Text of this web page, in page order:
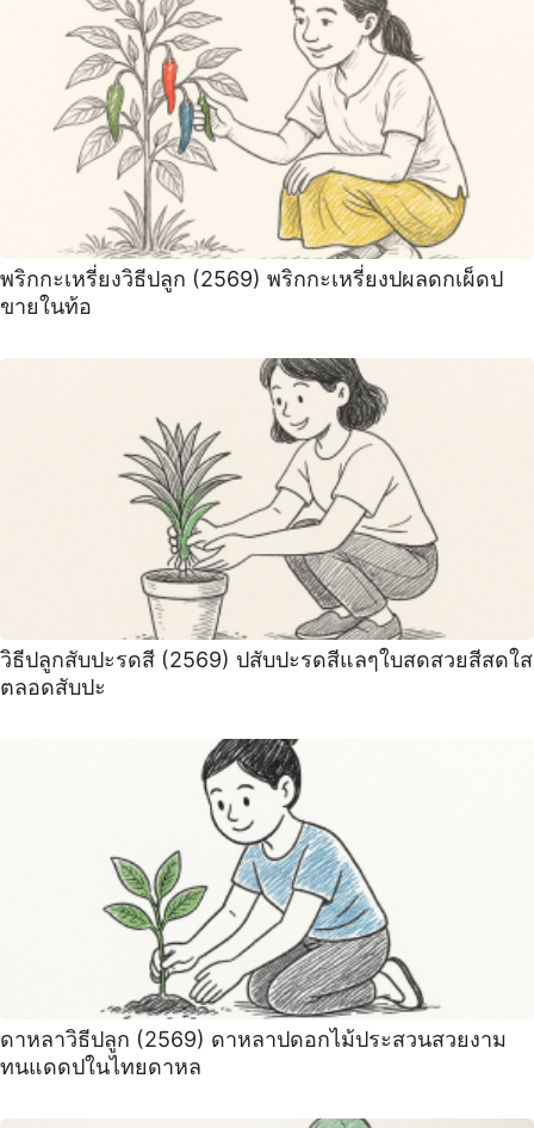
พริกกะเหรี่ยงวิธีปลูก (2569) พริกกะเหรี่ยงปผลดกเผ็ดป
ขายในท้อ
วิธีปลูกสับปะรดสี (2569) ปสับปะรดสีแลๆใบสดสวยสีสดใส
ตลอดสับปะ
ดาหลาวิธีปลูก (2569) ดาหลาปดอกไม้ประสวนสวยงาม
ทนแดดปในไทยดาหล